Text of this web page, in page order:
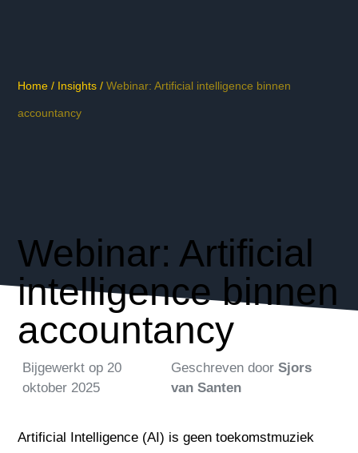
Home / Insights /Webinar: Artificial intelligence binnen
accountancy
Webinar: Artificial
intelligence binnen
accountancy
Bijgewerkt op 20
oktober 2025
Geschreven doorSjors
van Santen
Artificial Intelligence (AI) is geen toekomstmuziek